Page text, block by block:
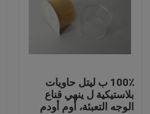
اطلب اقتباس
غطاء زجاجة بلاستيكية
100٪ ب ليتل حاويات
بلاستيكية ل ينهي قناع
الوجه التعبئة، أوم أودم